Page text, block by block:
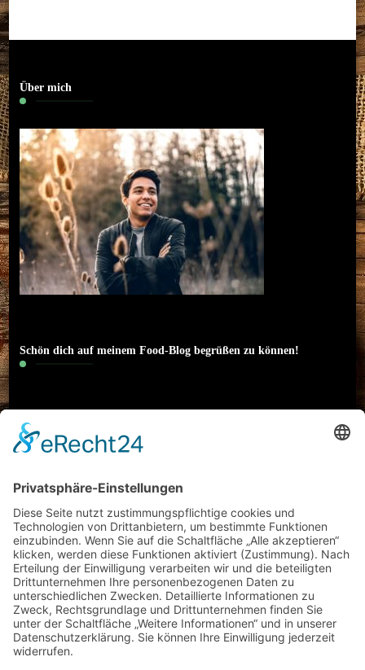
Über mich
Schön dich auf meinem Food-Blog begrüßen zu können!
Hallo! Ich heiße Nico und bin 22 Jahre alt. Ich
klassischer Musik auch besonders für das Thema
Essen. Literatur und Reisen haben meinen
kulinarischen Horizont erweitert. Ich möchte meine
Erfahrungen rund um Food-Trends und
(gesundes/kreatives) Kochen mit euch teilen und
freue mich auf einen regen Austausch mit euch!
Datenschutz